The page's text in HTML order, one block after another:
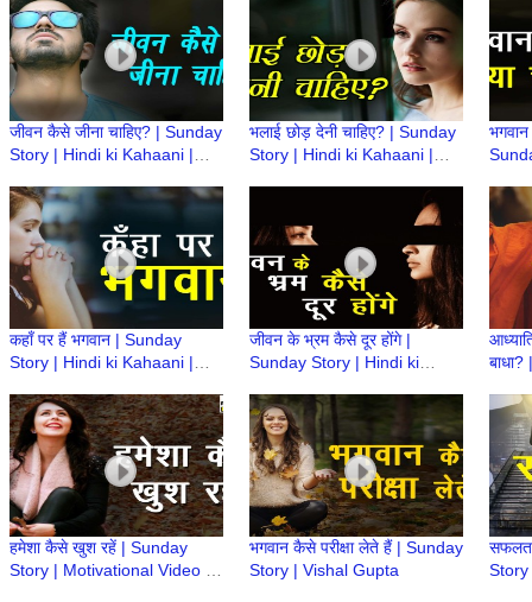
जीवन कैसे जीना चाहिए? | Sunday
Story | Hindi ki Kahaani |
Gupta
भलाई छोड़ देनी चाहिए? | Sunday
Story | Hindi ki Kahaani |
कहाँ पर हैं भगवान | Sunday
Story | Hindi ki Kahaani |
Gupta
जीवन के भ्रम कैसे दूर होंगे |
Sunday Story | Hindi ki
Vishal Gupta
हमेशा कैसे खुश रहें | Sunday
Story | Motivational Video |
भगवान कैसे परीक्षा लेते हैं | Sunday
Story | Vishal Gupta